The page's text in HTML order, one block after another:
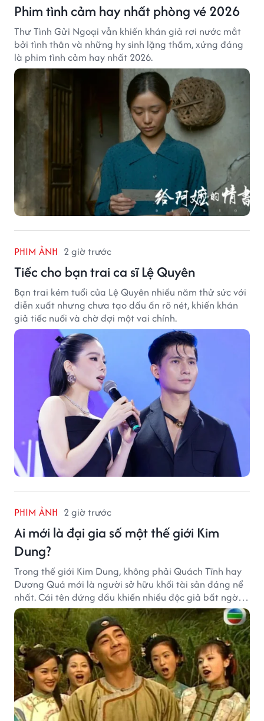
Phim tình cảm hay nhất phòng vé 2026
Thư Tình Gửi Ngoại vẫn khiến khán giả rơi nước mắt
bởi tình thân và những hy sinh lặng thầm, xứng đáng
là phim tình cảm hay nhất 2026.
PHIM ẢNH 2 giờ trước
Tiếc cho bạn trai ca sĩ Lệ Quyên
Bạn trai kém tuổi của Lệ Quyên nhiều năm thử sức với
diễn xuất nhưng chưa tạo dấu ấn rõ nét, khiến khán
giả tiếc nuối và chờ đợi một vai chính.
PHIM ẢNH 2 giờ trước
Ai mới là đại gia số một thế giới Kim
Dung?
Trong thế giới Kim Dung, không phải Quách Tĩnh hay
Dương Quá mới là người sở hữu khối tài sản đáng nể
nhất. Cái tên đứng đầu khiến nhiều độc giả bất ngờ
bởi xuất thân của nhân vật này hoàn toàn không
giống một đại hiệp.